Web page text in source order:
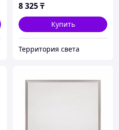
8 325₸
Купить
Территория света